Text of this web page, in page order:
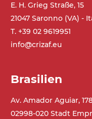
E. H. Grieg Straße, 15
21047 Saronno (VA) -
T. +39 02 9619951
info@crizaf.eu
Brasilien
Av. Amador Aguiar,
02998-020 Stadt